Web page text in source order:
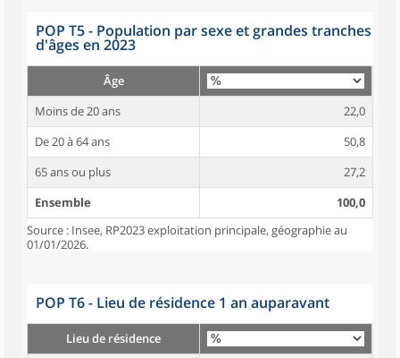
POP T5 - Population par sexe et grandes tranches
d'âges en 2023
Âge
Moins de 20 ans
22,0
De 20 à 64 ans
50,8
65 ans ou plus
27,2
Ensemble
100,0
Source : Insee, RP2023 exploitation principale, géographie au
01/01/2026.
POP T6 - Lieu de résidence 1 an auparavant
Lieu de résidence